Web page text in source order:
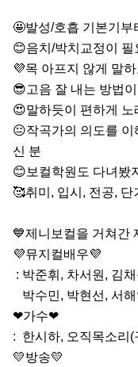
🤩발성/호흡 기본기부
😊음치/박치교정이 필
💜목 아프지 않게 말
😎고음 잘 내는 방법
😍말하듯이 편하게
😐작곡가의 의도를
신 분
😊보컬학원도 다녀봤
🥰취미, 입시, 전공,
💙제니보컬을 거쳐간
💜뮤지컬배우💜
❤가수❤
:  한시하, 오직목소리
💛방송💛